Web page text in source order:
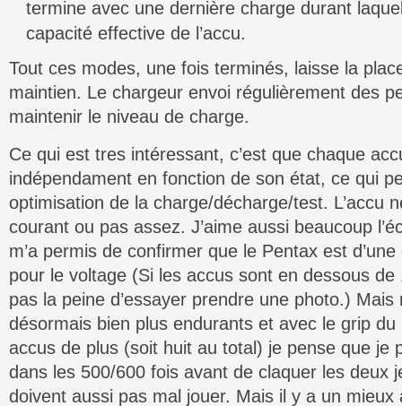
termine avec une dernière charge durant
capacité effective de l’accu.
Tout ces modes, une fois terminés, laisse la
maintien. Le chargeur envoi régulièrement des
maintenir le niveau de charge.
Ce qui est tres intéressant, c’est que chaque
indépendament en fonction de son état, ce qui
optimisation de la charge/décharge/test. L’accu
courant ou pas assez. J’aime aussi beaucoup
m’a permis de confirmer que le Pentax est
pour le voltage (Si les accus sont en dessous de
pas la peine d’essayer prendre une photo.)
désormais bien plus endurants et avec le grip
accus de plus (soit huit au total) je pense que je
dans les 500/600 fois avant de claquer les deux
doivent aussi pas mal jouer. Mais il y a un mieux